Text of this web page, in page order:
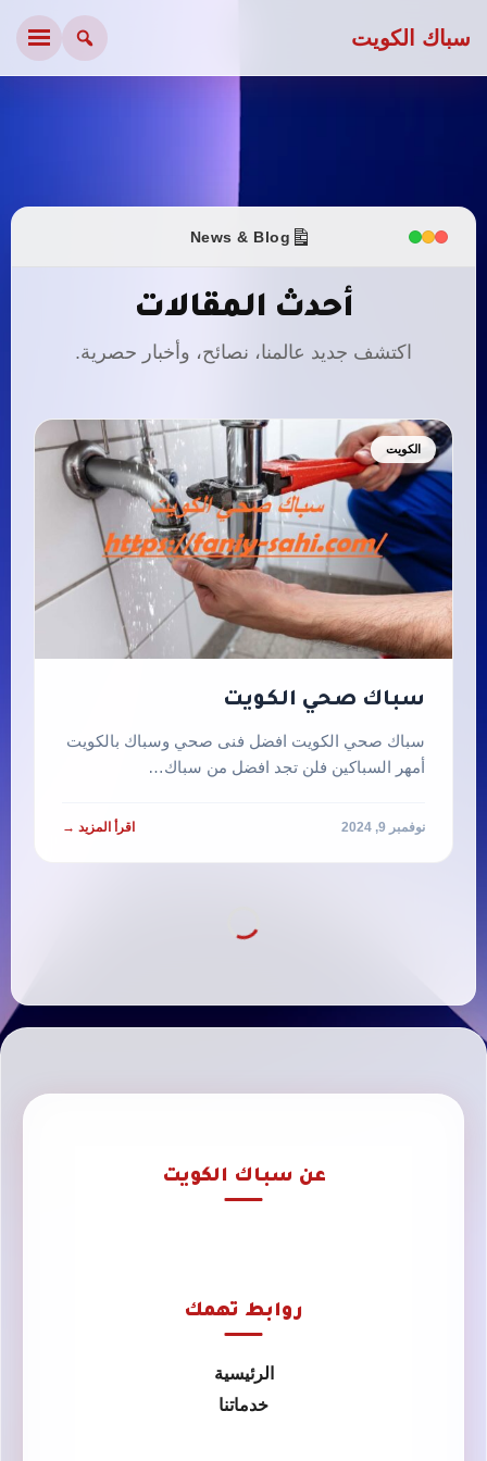
سباك الكويت
News & Blog
أحدث المقالات
اكتشف جديد عالمنا، نصائح، وأخبار حصرية.
الكويت
سباك صحي الكويت
سباك صحي الكويت افضل فنى صحي وسباك بالكويت
أمهر السباكين فلن تجد افضل من سباك…
نوفمبر 9, 2024 اقرأ المزيد →
عن سباك الكويت
روابط تهمك
الرئيسية
خدماتنا